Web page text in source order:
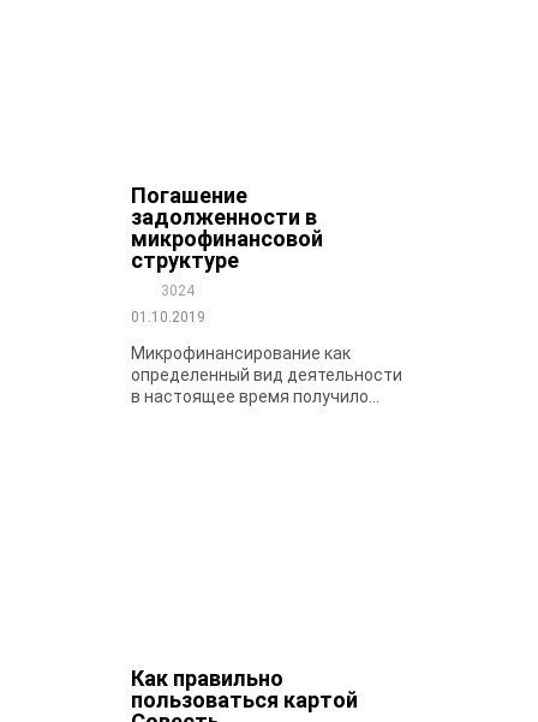
Погашение
задолженности в
микрофинансовой
структуре
3024
01.10.2019
Микрофинансирование как
определенный вид деятельности
в настоящее время получило...
Как правильно
пользоваться картой